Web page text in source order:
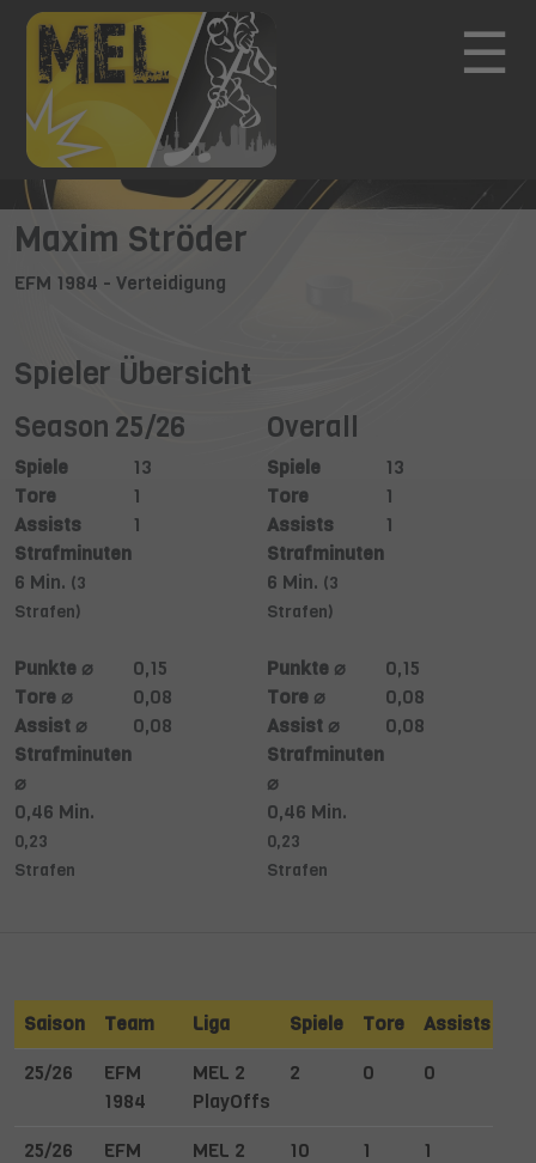
☰
Maxim Ströder
EFM 1984 - Verteidigung
Spieler Übersicht
Season 25/26
Spiele
13
Tore
1
Assists
1
Strafminuten
6 Min. (3
Strafen)
Punkte ⌀
0,15
Tore ⌀
0,08
Assist ⌀
0,08
Strafminuten
⌀
0,46 Min.
0,23
Strafen
Overall
Spiele
13
Tore
1
Assists
1
Strafminuten
6 Min. (3
Strafen)
Punkte ⌀
0,15
Tore ⌀
0,08
Assist ⌀
0,08
Strafminuten
⌀
0,46 Min.
0,23
Strafen
Saison Team Liga Spiele Tore Assists
25/26
EFM
1984
MEL 2
PlayOffs
2 0 0
25/26
EFM
MEL 2 10 1 1